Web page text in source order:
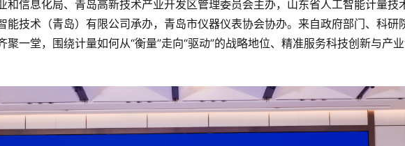
和信息化局、青岛高新技术产业开发区管理委员会主办，山东省人工智能计量技
能技术（青岛）有限公司承办，青岛市仪器仪表协会协办。来自政府部门、科研
聚一堂，围绕计量如何从“衡量”走向“驱动”的战略地位、精准服务科技创新与产